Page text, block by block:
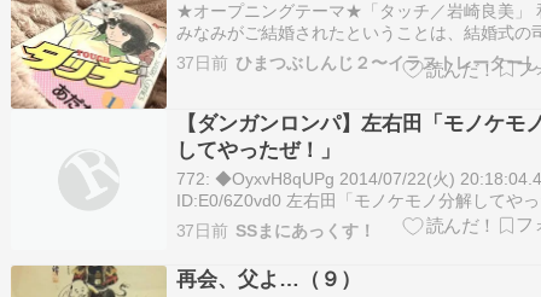
★オープニングテーマ★「タッチ／岩崎良美」
みなみがご結婚されたということは、結婚式の
もちろん三ツ矢雄…いや、和也(タッチ)で決ま
ね？？(笑) オイ！ふざけんな！「達也の気持ち
僕はタッチ(あだち充)は子供の…
37日前
【ダンガンロンパ】左右田「モノケモ
してやったぜ！」
772: ◆OyxvH8qUPg 2014/07/22(火)
ID:E0/6Z0vd0 左右田「モノケモノ分解してや
ぜ！」 【レストラン】 左右田「………」 左右
「………………」 左右田「………んぐぅ……」
「あのさ、左右田……食事中に頭かかえて…
37日前 SSまにあっくす！
再会、父よ…（９）